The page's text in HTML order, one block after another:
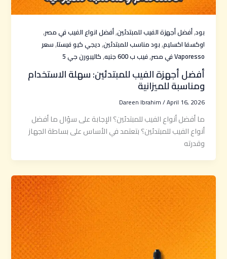
بود,أفضل أجهزة الفيب للمبتدئين,أفضل انواع الفيب في مصر,
اوكسفا اكسليم,بود مناسب للمبتدئين,ديجي كيو فيستا,سعر
Vaporesso في مصر
,فيب ب 600 جنيه ,كاليبورن جي 5
أفضل أجهزة الفيب للمبتدئين: سهلة الاستخدام
ومناسبة للميزانية
Dareen Ibrahim/April 16, 2026
ما أفضل أنواع الفيب للمبتدئين؟ الإجابة على سؤال ما أفضل
أنواع الفيب للمبتدئين؟ بتعتمد في الأساس على بساطة الجهاز
وقدرته